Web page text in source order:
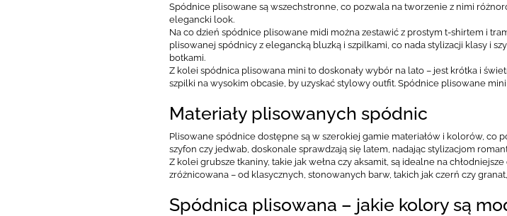
Spódnice plisowane są wszechstronne, co pozwala na tworzenie z nimi
elegancki look.
Na co dzień spódnice plisowane midi można zestawić z prostym t-shirtem i
plisowanej spódnicy z elegancką bluzką i szpilkami, co nada stylizacji klasy i
botkami.
Z kolei spódnica plisowana mini to doskonały wybór na lato – jest krótka i
szpilki na wysokim obcasie, by uzyskać stylowy outfit. Spódnice plisowane
Materiały plisowanych spódnic
Plisowane spódnice dostępne są w szerokiej gamie materiałów i kolorów, co
szyfon czy jedwab, doskonale sprawdzają się latem, nadając stylizacjom
Z kolei grubsze tkaniny, takie jak wełna czy aksamit, są idealne na
zróżnicowana – od klasycznych, stonowanych barw, takich jak czerń czy
Spódnica plisowana – jakie kolory są